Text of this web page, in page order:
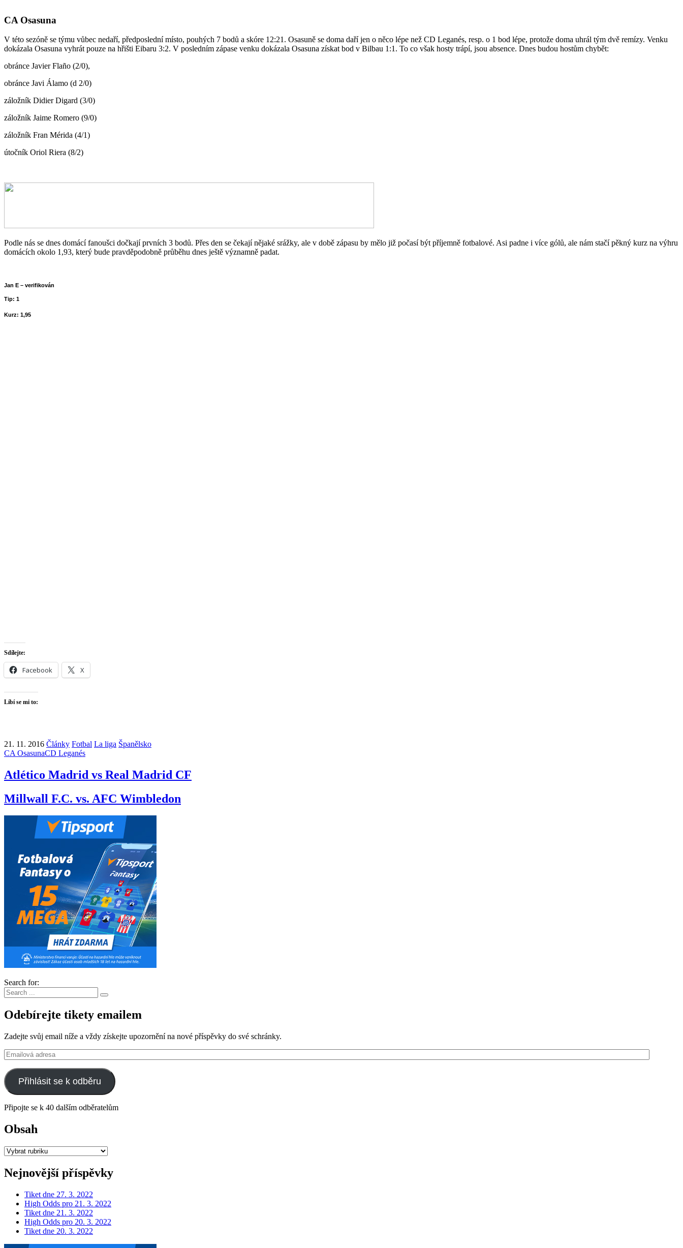
CA Osasuna
V této sezóně se týmu vůbec nedaří, předposlední místo, pouhých 7 bodů a skóre 12:21. Osasuně se doma daří jen o něco lépe než CD Leganés, resp. o 1 bod lépe, protože doma uhrál tým dvě remízy. Venku
dokázala Osasuna vyhrát pouze na hřišti Eibaru 3:2. V posledním zápase venku dokázala Osasuna získat bod v Bilbau 1:1. To co však hosty trápí, jsou absence. Dnes budou hostům chybět:
obránce Javier Flaño (2/0),
obránce Javi Álamo (d 2/0)
záložník Didier Digard (3/0)
záložník Jaime Romero (9/0)
záložník Fran Mérida (4/1)
útočník Oriol Riera (8/2)
Podle nás se dnes domácí fanoušci dočkají prvních 3 bodů. Přes den se čekají nějaké srážky, ale v době zápasu by mělo již počasí být příjemně fotbalové. Asi padne i více gólů, ale nám stačí pěkný kurz na výhru
domácích okolo 1,93, který bude pravděpodobně průběhu dnes ještě významně padat.
Jan E – verifikován
Tip: 1
Kurz: 1,95
Sdílejte:
Facebook X
Líbí se mi to:
21. 11. 2016 Články Fotbal La liga Španělsko
CA OsasunaCD Leganés
Atlético Madrid vs Real Madrid CF
Millwall F.C. vs. AFC Wimbledon
Search for:
Odebírejte tikety emailem
Zadejte svůj email níže a vždy získejte upozornění na nové příspěvky do své schránky.
Emailová
adresa
Přihlásit se k odběru
Připojte se k 40 dalším odběratelům
Obsah
Obsah
Nejnovější příspěvky
Tiket dne 27. 3. 2022
High Odds pro 21. 3. 2022
Tiket dne 21. 3. 2022
High Odds pro 20. 3. 2022
Tiket dne 20. 3. 2022